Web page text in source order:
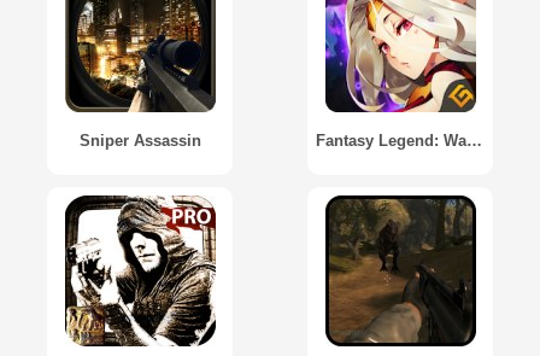
Sniper Assassin Fantasy Legend: War of Contract